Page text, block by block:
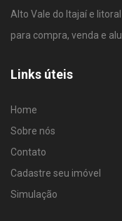
Alto Vale do Itajaí e
para compra, venda e
Links úteis
Home
Sobre nós
Contato
Cadastre seu imóvel
Simulação